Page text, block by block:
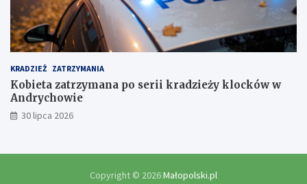
KRADZIEŻ ZATRZYMANIA
Kobieta zatrzymana po serii kradzieży klocków w
Andrychowie
30 lipca 2026
Copyright © 2026Małopolski.pl